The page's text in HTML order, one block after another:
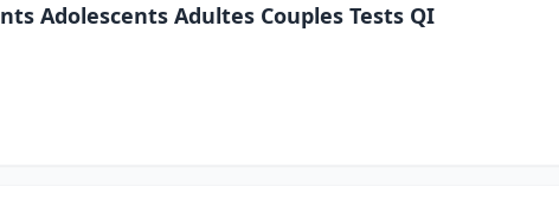
Adolescents Adultes Couples Tests QI